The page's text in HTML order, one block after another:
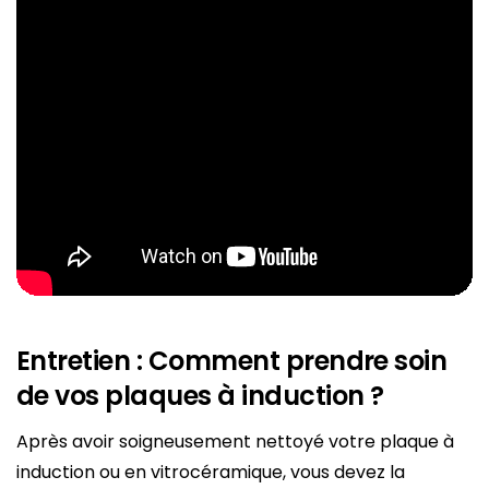
Entretien : Comment prendre soin
de vos plaques à induction ?
Après avoir soigneusement nettoyé votre plaque à
induction ou en vitrocéramique, vous devez la